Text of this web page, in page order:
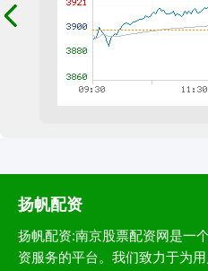
扬帆配资
扬帆配资:南京股票配资网是一
资服务的平台。我们致力于为